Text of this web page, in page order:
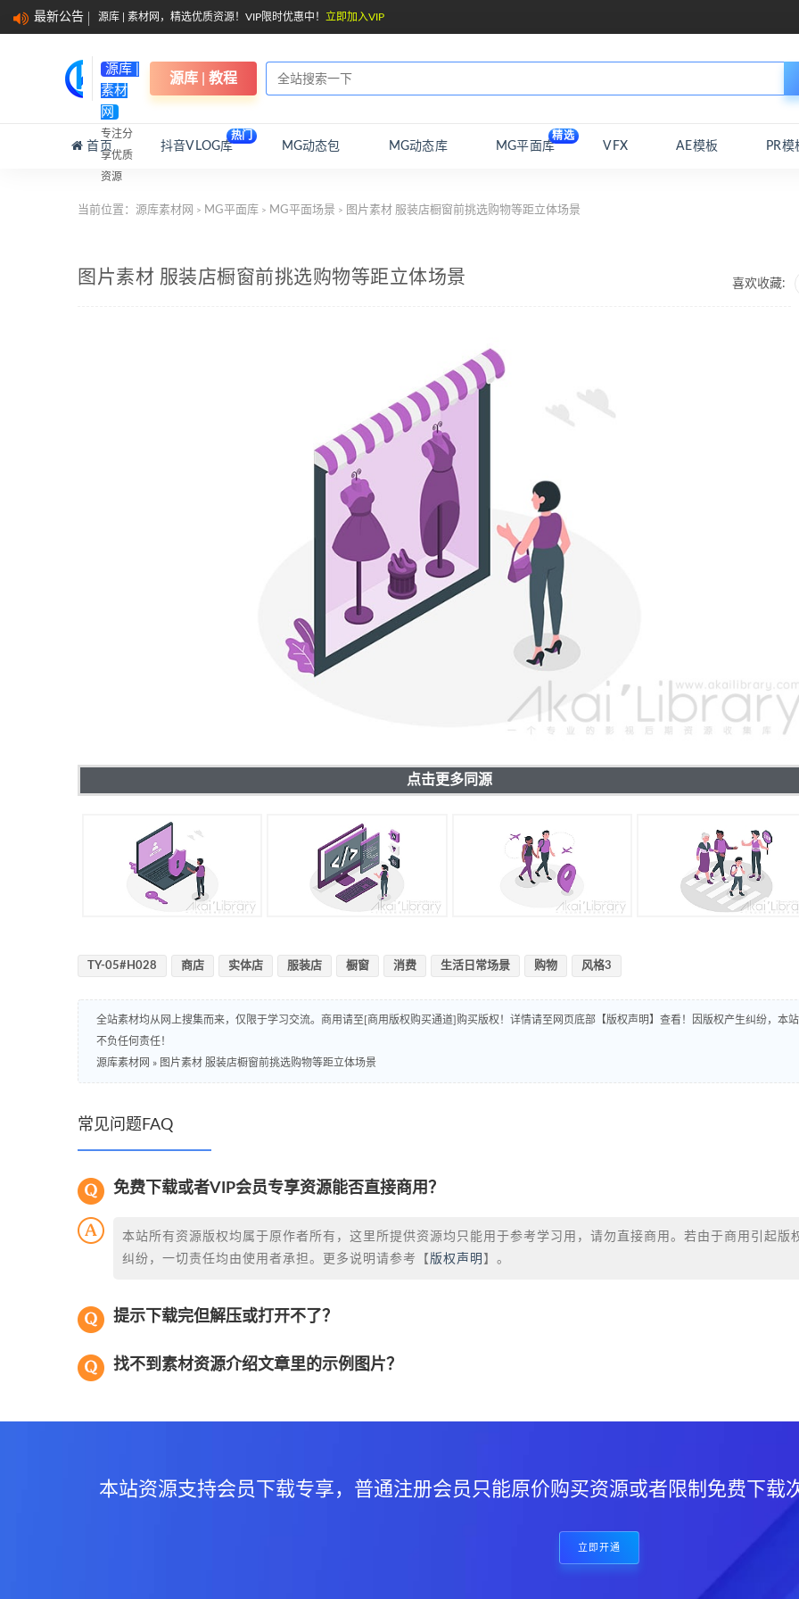
最新公告 源库 | 素材网，精选优质资源！VIP限时优惠中！ 立即加入VIP
源库 |
素材
网
专注分
享优质
资源
源库 | 教程
首页 抖音VLOG库
热门
MG动态包 MG动态库 MG平面库
精选
VFX AE模板 PR模
当前位置： 源库素材网 > MG平面库 > MG平面场景 > 图片素材 服装店橱窗前挑选购物等距立体场景
喜欢收藏:
图片素材 服装店橱窗前挑选购物等距立体场景
点击更多同源
TY-05#H028 商店 实体店 服装店 橱窗 消费 生活日常场景 购物 风格3
全站素材均从网上搜集而来，仅限于学习交流。商用请至[商用版权购买通道]购买版权！详情请至网页底部【版权声明】查看！因版权产生纠纷，本站
不负任何责任！
源库素材网 » 图片素材 服装店橱窗前挑选购物等距立体场景
常见问题FAQ
免费下载或者VIP会员专享资源能否直接商用？
本站所有资源版权均属于原作者所有，这里所提供资源均只能用于参考学习用，请勿直接商用。若由于商用引起版
纠纷，一切责任均由使用者承担。更多说明请参考【 版权声明 】。
提示下载完但解压或打开不了？
找不到素材资源介绍文章里的示例图片？
本站资源支持会员下载专享，普通注册会员只能原价购买资源或者限制免费下载
立即开通